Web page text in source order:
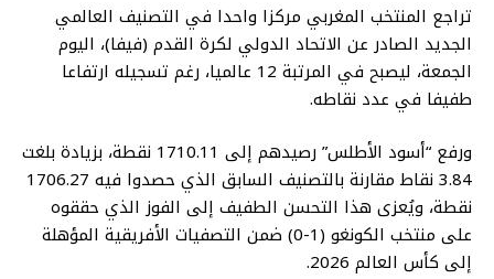
تراجع المنتخب المغربي مركزا واحدا في التصنيف العالمي
الجديد الصادر عن الاتحاد الدولي لكرة القدم (فيفا)، اليوم
الجمعة، ليصبح في المرتبة 12 عالميا، رغم تسجيله ارتفاعا
طفيفا في عدد نقاطه.
ورفع “أسود الأطلس” رصيدهم إلى 1710.11 نقطة، بزيادة بلغت
3.84 نقاط مقارنة بالتصنيف السابق الذي حصدوا فيه 1706.27
نقطة، ويُعزى هذا التحسن الطفيف إلى الفوز الذي حققوه
على منتخب الكونغو (1-0) ضمن التصفيات الأفريقية المؤهلة
إلى كأس العالم 2026.